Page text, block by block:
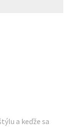
a keďže sa